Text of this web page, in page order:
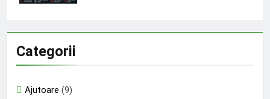
Categorii
Ajutoare (9)